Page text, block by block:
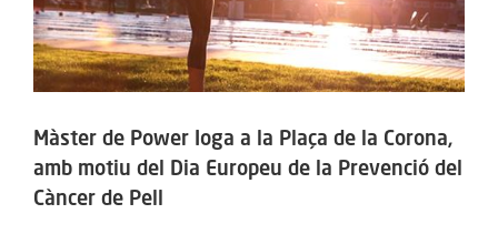
EMPRESES
CONTACTE
TREBALLA AMB NOSALTRES!
Màster de Power Ioga a la Plaça de la Corona,
amb motiu del Dia Europeu de la Prevenció del
Càncer de Pell